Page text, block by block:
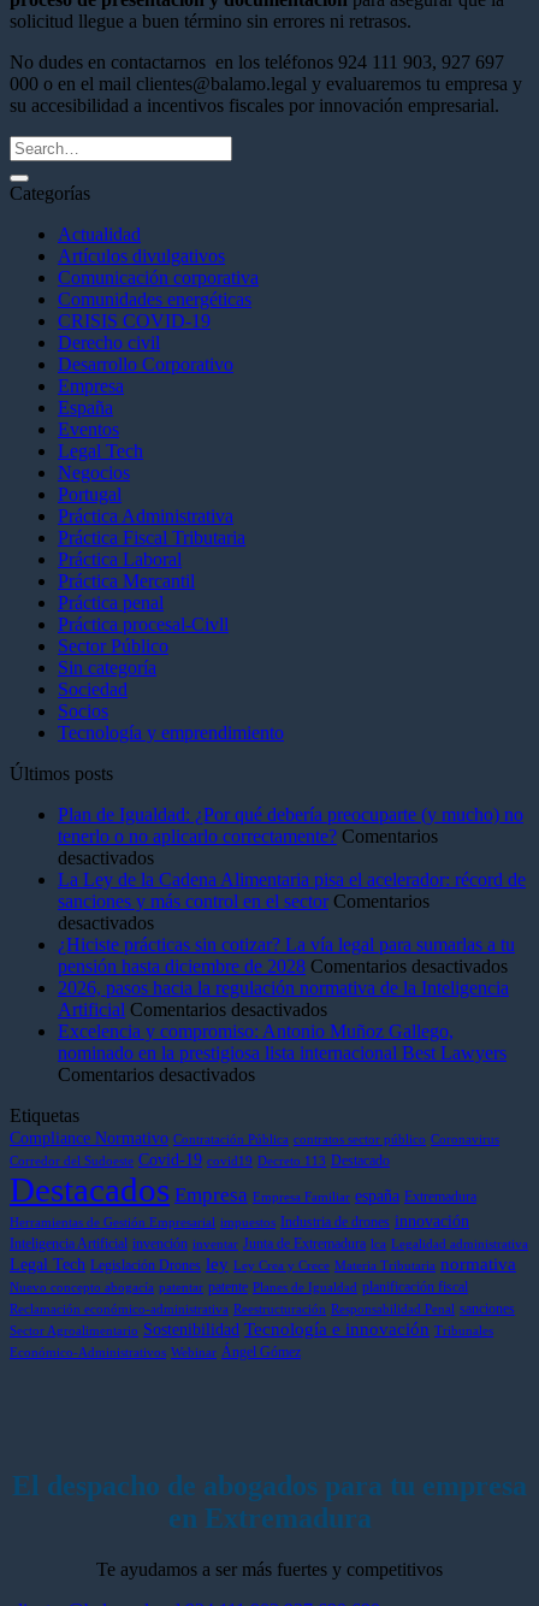
solicitud llegue a buen término sin errores ni retrasos.
No dudes en contactarnos en los teléfonos 924 111 903, 927 697
000 o en el mail clientes@balamo.legal y evaluaremos tu empresa y
su accesibilidad a incentivos fiscales por innovación empresarial.
Categorías
Actualidad
Artículos divulgativos
Comunicación corporativa
Comunidades energéticas
CRISIS COVID-19
Derecho civil
Desarrollo Corporativo
Empresa
España
Eventos
Legal Tech
Negocios
Portugal
Práctica Administrativa
Práctica Fiscal Tributaria
Práctica Laboral
Práctica Mercantil
Práctica penal
Práctica procesal-Civll
Sector Público
Sin categoría
Sociedad
Socios
Tecnología y emprendimiento
Últimos posts
Plan de Igualdad: ¿Por qué debería preocuparte (y mucho) no
tenerlo o no aplicarlo correctamente? Comentarios
desactivadosen
Plan
de
Igualdad:
¿Por
qué
debería
preocuparte
(y
mucho)
no
no
aplicarlo
correctamente?
La Ley de la Cadena Alimentaria pisa el acelerador: récord de
sanciones y más control en el sector Comentarios
desactivadosen
La
Ley
de
la
Cadena
Alimentaria
pisa
récord
de
sanciones
y
más
control
en
el
sector
¿Hiciste prácticas sin cotizar? La vía legal para sumarlas a tu
pensión hasta diciembre de 2028 Comentarios desactivadosen
2026, pasos hacia la regulación normativa de la Inteligencia
Artificial Comentarios desactivadosen
2026,
pasos
normativa
de
Inteligencia
Artificial
Excelencia y compromiso: Antonio Muñoz Gallego,
nominado en la prestigiosa lista internacional Best Lawyers
Comentarios desactivadosen
compromiso:
Antonio
Gallego,
nominado
en
la
prestigiosa
lista
internacional
Best
Etiquetas
Compliance Normativo Contratación Pública contratos sector público Coronavirus
Corredor del Sudoeste Covid-19 covid19 Decreto 113 Destacado
Destacados Empresa Empresa Familiar españa Extremadura
Herramientas de Gestión Empresarial impuestos Industria de drones innovación
Inteligencia Artificial invención inventar Junta de Extremadura lca Legalidad administrativa
Legal Tech Legislación Drones ley Ley Crea y Crece Materia Tributaria normativa
Nuevo concepto abogacía patentar patente Planes de Igualdad planificación fiscal
Reclamación económico-administrativa Reestructuración Responsabilidad Penal sanciones
Sector Agroalimentario Sostenibilidad Tecnología e innovación Tribunales
Económico-Administrativos Webinar Ángel Gómez
El despacho de abogados para tu empresa
en Extremadura
Te ayudamos a ser más fuertes y competitivos